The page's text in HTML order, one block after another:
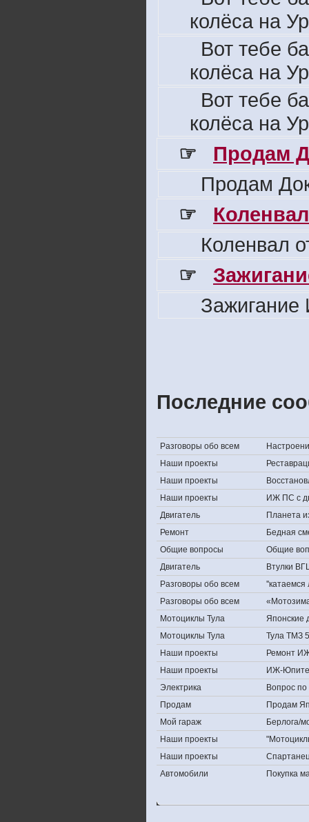
колёса на
Вот тебе
колёса на
Вот тебе
колёса на
☞
Продам
Продам
☞
Коленвал
☞
Последние
Разговоры обо всем
Наши проекты
Наши проекты
Наши проекты
ИЖ ПС с
Двигатель
Планета
Ремонт
Бедная
Общие вопросы
Общие
Двигатель
Втулки
Разговоры обо всем
Разговоры обо всем
Мотоциклы Тула
Японские
Мотоциклы Тула
Тула ТМЗ
Наши проекты
Ремонт
Наши проекты
ИЖ-
Электрика
Вопрос по
Продам
Продам
Мой гараж
Берлога/
Наши проекты
Наши проекты
Автомобили
Покупка